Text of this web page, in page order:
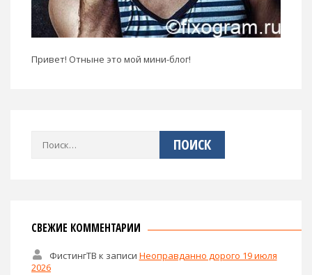
Привет! Отныне это мой мини-блог!
Найти:
СВЕЖИЕ КОММЕНТАРИИ
ФистингТВ к записи Неоправданно дорого 19 июля
2026